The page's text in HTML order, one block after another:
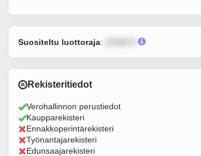
Suositeltu luottoraja:
Rekisteritiedot
Verohallinnon perustiedot
Kaupparekisteri
Ennakkoperintärekisteri
Työnantajarekisteri
Edunsaajarekisteri